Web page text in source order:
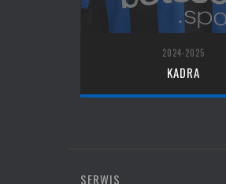
2024-2025
KADRA
SERWIS